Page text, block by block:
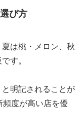
び方
は桃・メロン、秋
す。
明記されることが
頻度が高い店を優